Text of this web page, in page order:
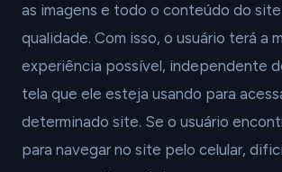
as imagens e todo o conteúdo do
qualidade. Com isso, o usuário terá a
experiência possível, independente
tela que ele esteja usando para
determinado site. Se o usuário
para navegar no site pelo celular,